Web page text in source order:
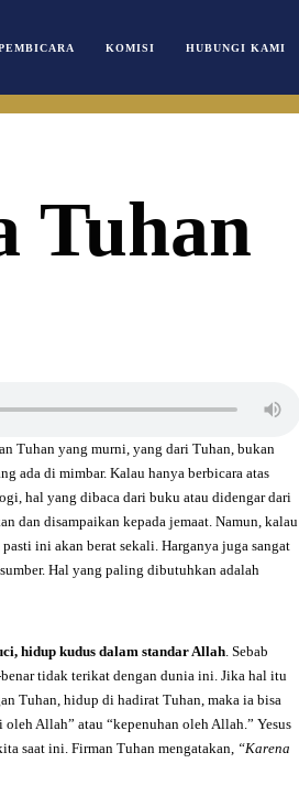
KOMISI HUBUNGI KAMI
Tuhan
Tuhan yang murni, yang dari Tuhan, bukan
ada di mimbar. Kalau hanya berbicara atas
hal yang dibaca dari buku atau didengar dari
dan disampaikan kepada jemaat. Namun, kalau
ini akan berat sekali. Harganya juga sangat
Hal yang paling dibutuhkan adalah
hidup kudus dalam standar Allah. Sebab
benar tidak terikat dengan dunia ini. Jika hal itu
Tuhan, hidup di hadirat Tuhan, maka ia bisa
Allah” atau “kepenuhan oleh Allah.” Yesus
saat ini. Firman Tuhan mengatakan, “Karena